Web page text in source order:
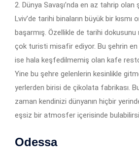
2. Dünya Savaşı’nda en az tahrip
Lviv’de tarihi binaların büyük bir kısmı
başarmış. Özellikle de tarihi dokusunu
çok turisti misafir ediyor. Bu şehrin en
ise hala keşfedilmemiş olan kafe
Yine bu şehre gelenlerin kesinlikle
yerlerden birisi de çikolata fabrikası.
zaman kendinizi dünyanın hiçbir
eşsiz bir atmosfer içerisinde
Odessa